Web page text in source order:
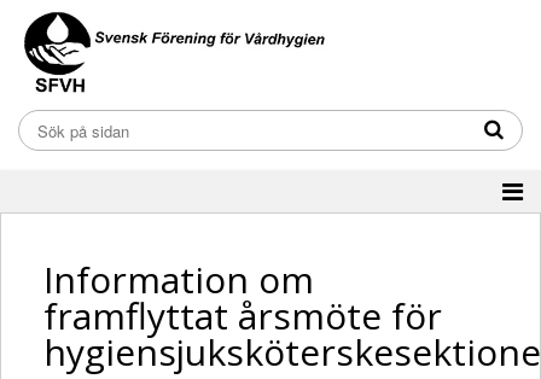
Information om
framflyttat årsmöte för